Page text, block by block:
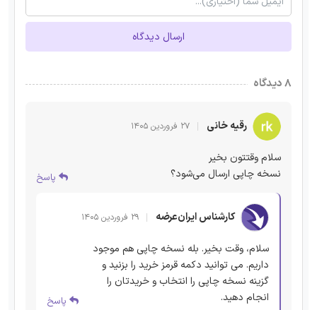
ارسال دیدگاه
۸ دیدگاه
رقیه خانی ۲۷ فروردین ۱۴۰۵
سلام وقتتون بخیر
نسخه چاپی ارسال می‌شود؟
پاسخ
کارشناس ایران‌عرضه ۲۹ فروردین ۱۴۰۵
سلام، وقت بخیر. بله نسخه چاپی هم موجود
داریم. می توانید دکمه قرمز خرید را بزنید و
گزینه نسخه چاپی را انتخاب و خریدتان را
انجام دهید.
پاسخ